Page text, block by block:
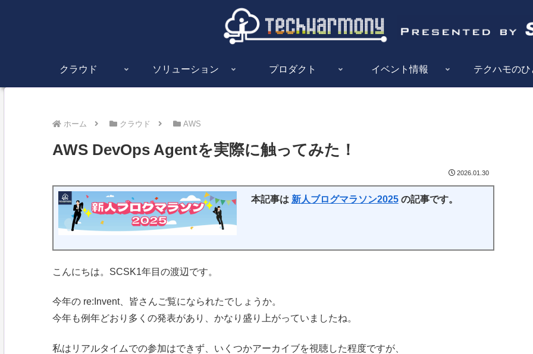
クラウド ソリューション プロダクト イベント情報 テクハモのひ
ホーム クラウド AWS
AWS DevOps Agentを実際に触ってみた！
2026.01.30
本記事は 新人ブログマラソン2025の記事です。
こんにちは。SCSK1年目の渡辺です。
今年の re:Invent、皆さんご覧になられたでしょうか。
今年も例年どおり多くの発表があり、かなり盛り上がっていましたね。
私はリアルタイムでの参加はできず、いくつかアーカイブを視聴した程度ですが、